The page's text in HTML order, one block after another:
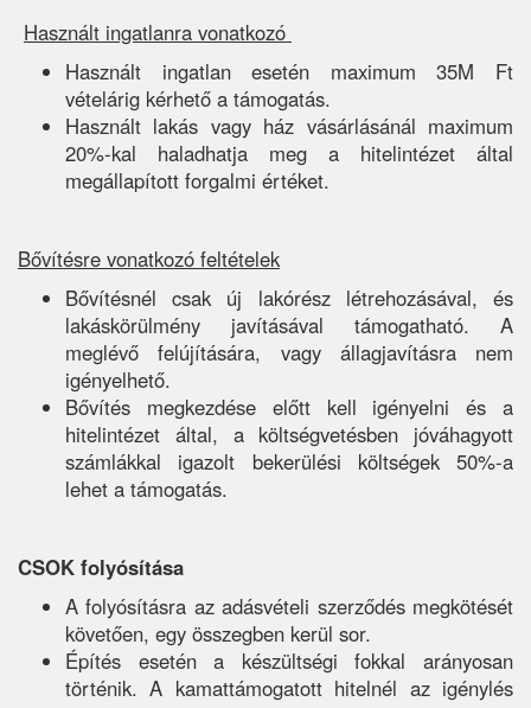
Használt ingatlanra vonatkozó
Használt ingatlan esetén maximum 35M Ft
vételárig kérhető a támogatás.
Használt lakás vagy ház vásárlásánál maximum
20%-kal haladhatja meg a hitelintézet által
megállapított forgalmi értéket.
Bővítésre vonatkozó feltételek
Bővítésnél csak új lakórész létrehozásával, és
lakáskörülmény javításával támogatható. A
meglévő felújítására, vagy állagjavításra nem
igényelhető.
Bővítés megkezdése előtt kell igényelni és a
hitelintézet által, a költségvetésben jóváhagyott
számlákkal igazolt bekerülési költségek 50%-a
lehet a támogatás.
CSOK folyósítása
A folyósításra az adásvételi szerződés megkötését
követően, egy összegben kerül sor.
Építés esetén a készültségi fokkal arányosan
történik. A kamattámogatott hitelnél az igénylés